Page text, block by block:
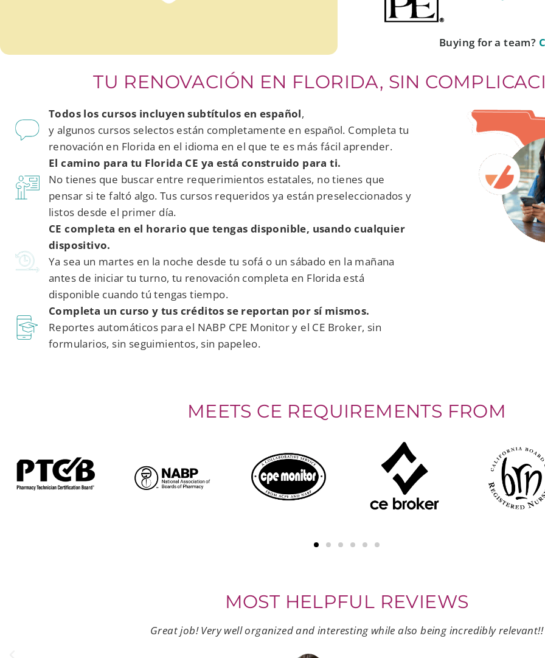
Buying for a team?
TU RENOVACIÓN EN FLORIDA, SIN
Todos los cursos incluyen subtítulos en español,
y algunos cursos selectos están completamente en español. Completa tu
renovación en Florida en el idioma en el que te es más fácil aprender.
El camino para tu Florida CE ya está construido para ti.
No tienes que buscar entre requerimientos estatales, no tienes que
pensar si te faltó algo. Tus cursos requeridos ya están preseleccionados y
listos desde el primer día.
CE completa en el horario que tengas disponible, usando cualquier
dispositivo.
Ya sea un martes en la noche desde tu sofá o un sábado en la mañana
antes de iniciar tu turno, tu renovación completa en Florida está
disponible cuando tú tengas tiempo.
Completa un curso y tus créditos se reportan por sí mismos.
Reportes automáticos para el NABP CPE Monitor y el CE Broker, sin
formularios, sin seguimientos, sin papeleo.
MEETS CE REQUIREMENTS FROM
MOST HELPFUL REVIEWS
Great job! Very well organized and interesting while also being incredibly relevant!!